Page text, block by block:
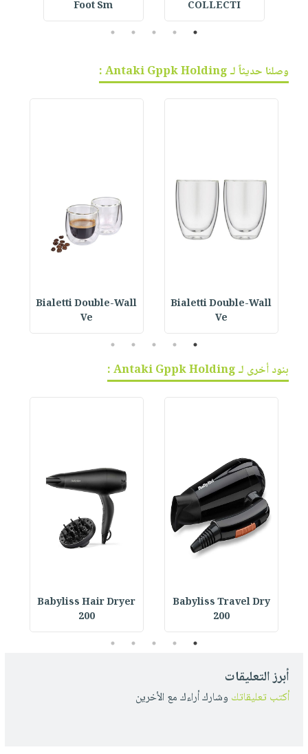
COLLECTI
Foot Sm
1
2
3
4
5
وصلنا حديثاً لـ Antaki Gppk Holding :
Bialetti Double-Wall
Ve
Bialetti Double-Wall
Ve
1
2
3
4
5
بنود أخرى لـ Antaki Gppk Holding :
Babyliss Travel Dry
200
Babyliss Hair Dryer
200
1
2
3
4
5
أبرز التعليقات
أكتب تعليقاتك وشارك أراءك مع الأخرين